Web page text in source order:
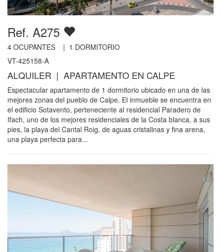
Ref. A275
4 OCUPANTES | 1 DORMITORIO
VT-425158-A
ALQUILER | APARTAMENTO EN CALPE
Espectacular apartamento de 1 dormitorio ubicado en una de las
mejores zonas del pueblo de Calpe. El inmueble se encuentra en
el edificio Sotavento, perteneciente al residencial Paradero de
Ifach, uno de los mejores residenciales de la Costa blanca, a sus
pies, la playa del Cantal Roig, de aguas cristalinas y fina arena,
una playa perfecta para...